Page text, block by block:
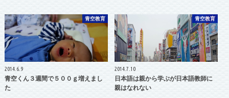
青空教育
2014.6.9
青空くん３週間で５００ｇ増えまし
た
青空教育
2014.7.10
日本語は親から学ぶが日本語教師に
親はなれない